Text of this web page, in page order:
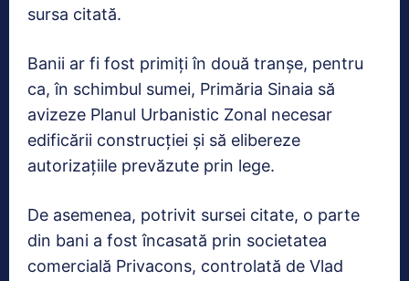
sursa citată.
Banii ar fi fost primiţi în două tranşe, pentru
ca, în schimbul sumei, Primăria Sinaia să
avizeze Planul Urbanistic Zonal necesar
edificării construcţiei şi să elibereze
autorizaţiile prevăzute prin lege.
De asemenea, potrivit sursei citate, o parte
din bani a fost încasată prin societatea
comercială Privacons, controlată de Vlad